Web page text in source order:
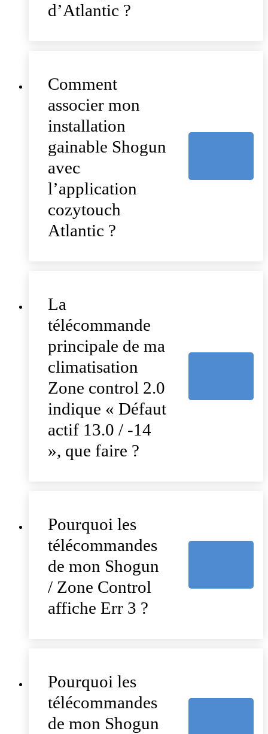
d’Atlantic ?
Comment
associer mon
installation
gainable Shogun
avec
l’application
cozytouch
Atlantic ?
La
télécommande
principale de ma
climatisation
Zone control 2.0
indique « Défaut
actif 13.0 / -14
», que faire ?
Pourquoi les
télécommandes
de mon Shogun
/ Zone Control
affiche Err 3 ?
Pourquoi les
télécommandes
de mon Shogun